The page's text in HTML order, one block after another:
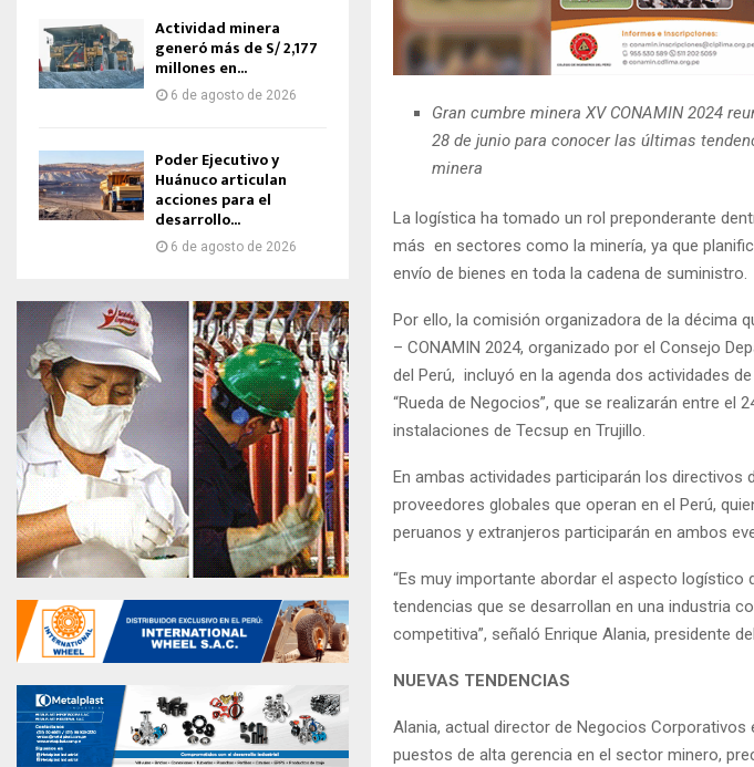
Gran cumbre minera XV CONAMIN 2024
28 de junio para conocer las últimas
minera
La logística ha tomado un rol preponderante
más en sectores como la minería, ya que
envío de bienes en toda la cadena de suministro.
Por ello, la comisión organizadora de la décima
– CONAMIN 2024, organizado por el Consejo
del Perú, incluyó en la agenda dos actividades
“Rueda de Negocios”, que se realizarán entre el
instalaciones de Tecsup en Trujillo.
En ambas actividades participarán los directivos
proveedores globales que operan en el Perú,
peruanos y extranjeros participarán en ambos
“Es muy importante abordar el aspecto
tendencias que se desarrollan en una industria
competitiva”, señaló Enrique Alania, presidente
NUEVAS TENDENCIAS
Alania, actual director de Negocios
puestos de alta gerencia en el sector minero,
Actividad minera
generó más de S/ 2,177
millones en...
6 de agosto de 2026
Poder Ejecutivo y
Huánuco articulan
acciones para el
desarrollo...
6 de agosto de 2026